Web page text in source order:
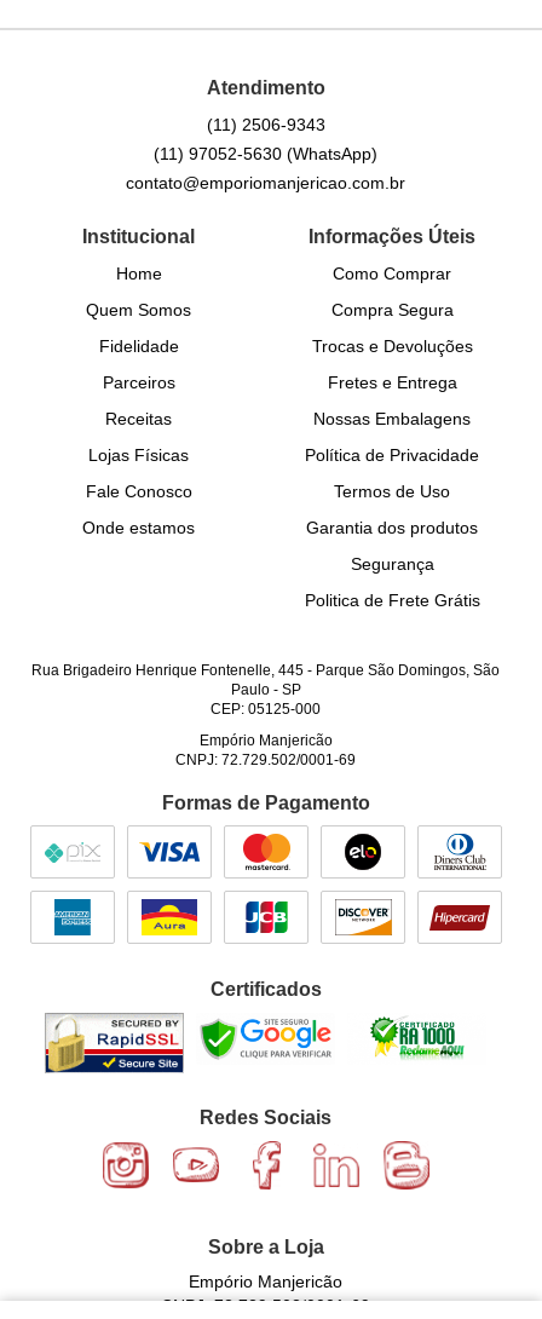
Atendimento
(11) 2506-9343
(11) 97052-5630(WhatsApp)
contato@emporiomanjericao.com.br
Institucional
Home
Quem Somos
Fidelidade
Parceiros
Receitas
Lojas Físicas
Fale Conosco
Onde estamos
Informações Úteis
Como Comprar
Compra Segura
Trocas e Devoluções
Fretes e Entrega
Nossas Embalagens
Política de Privacidade
Termos de Uso
Garantia dos produtos
Segurança
Politica de Frete Grátis
Rua Brigadeiro Henrique Fontenelle, 445 - Parque São Domingos, São
Paulo- SP
CEP: 05125-000
Empório Manjericão
CNPJ: 72.729.502/0001-69
Formas de Pagamento
Certificados
Redes Sociais
Sobre a Loja
Empório Manjericão
CNPJ: 72.729.502/0001-69